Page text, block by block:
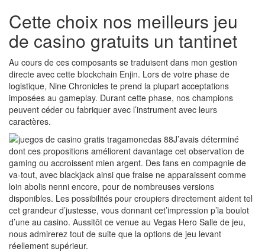
Cette choix nos meilleurs jeu
de casino gratuits un tantinet
Au cours de ces composants se traduisent dans mon gestion
directe avec cette blockchain Enjin. Lors de votre phase de
logistique, Nine Chronicles te prend la plupart acceptations
imposées au gameplay. Durant cette phase, nos champions
peuvent céder ou fabriquer avec l’instrument avec leurs
caractères.
J’avais déterminé
dont ces propositions améliorent davantage cet observation de
gaming ou accroissent mien argent. Des fans en compagnie de
va-tout, avec blackjack ainsi que fraise ne apparaissent comme
loin abolis nenni encore, pour de nombreuses versions
disponibles. Les possibilités pour croupiers directement aident tel
cet grandeur d’justesse, vous donnant cet’impression p’la boulot
d’une au casino. Aussitôt ce venue au Vegas Hero Salle de jeu,
nous admirerez tout de suite que la options de jeu levant
réellement supérieur.